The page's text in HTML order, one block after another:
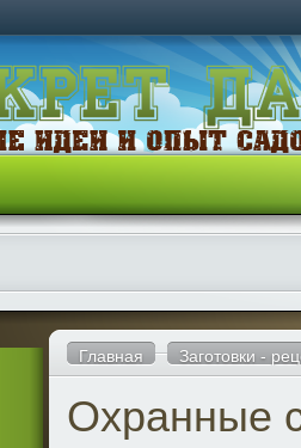
Главная Заготовки -
Охранные